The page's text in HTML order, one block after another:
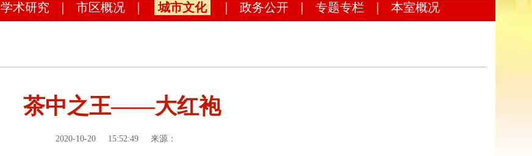
学术研究 市区概况 城市文化 政务公开 专题专栏 本室概况
茶中之王——大红袍
2020-10-20 15:52:49 来源：